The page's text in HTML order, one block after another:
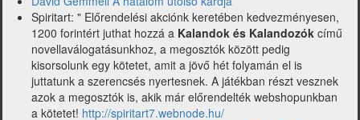
Spiritart: " Előrendelési akciónk keretében kedvezményesen,
1200 forintért juthat hozzá a Kalandok és Kalandozók című
novellaválogatásunkhoz, a megosztók között pedig
kisorsolunk egy kötetet, amit a jövő hét folyamán el is
juttatunk a szerencsés nyertesnek. A játékban részt vesznek
azok a megosztók is, akik már előrendelték webshopunkban
a kötetet! http://spiritart7.webnode.hu/